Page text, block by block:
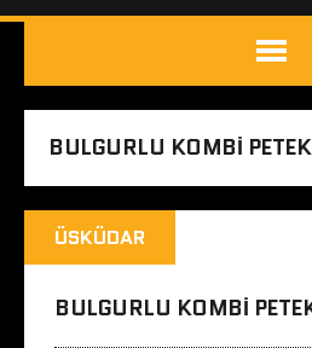
BULGURLU KOMBI
ÜSKÜDAR
BULGURLU KOMBI